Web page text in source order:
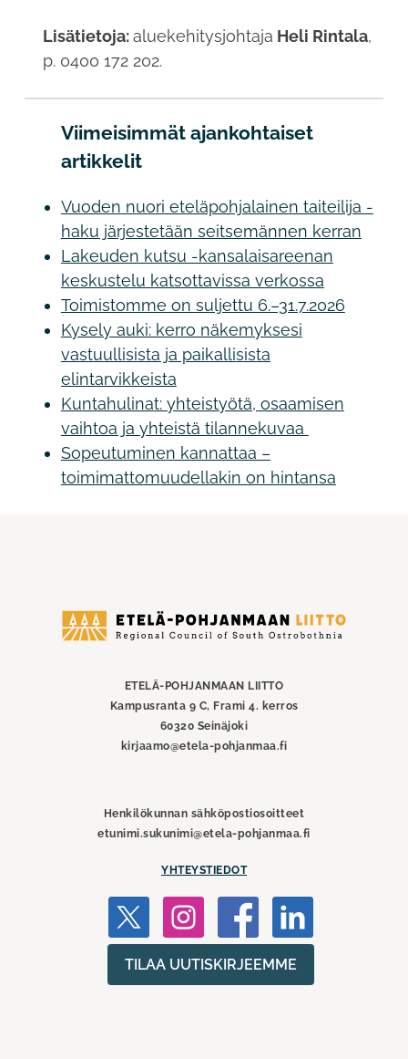
Lisätietoja:aluekehitysjohtaja Heli Rintala,
p. 0400 172 202.
Viimeisimmät ajankohtaiset
artikkelit
Vuoden nuori eteläpohjalainen taiteilija -
haku järjestetään seitsemännen kerran
Lakeuden kutsu -kansalaisareenan
keskustelu katsottavissa verkossa
Toimistomme on suljettu 6.–31.7.2026
Kysely auki: kerro näkemyksesi
vastuullisista ja paikallisista
elintarvikkeista
Kuntahulinat: yhteistyötä, osaamisen
vaihtoa ja yhteistä tilannekuvaa
Sopeutuminen kannattaa –
toimimattomuudellakin on hintansa
Etelä-
ETELÄ-POHJANMAAN LIITTO
Kampusranta 9 C, Frami 4. kerros
60320 Seinäjoki
kirjaamo@etela-pohjanmaa.fi
Henkilökunnan sähköpostiosoitteet
etunimi.sukunimi@etela-pohjanmaa.fi
YHTEYSTIEDOT
TILAA UUTISKIRJEEMME